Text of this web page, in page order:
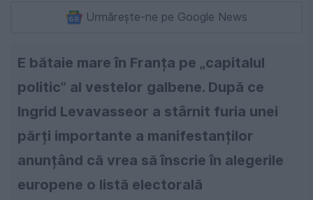
Urmărește-ne pe Google News
E bătaie mare în Franța pe „capitalul
politic” al vestelor galbene. După ce
Ingrid Levavasseor a stârnit furia unei
părți importante a manifestanților
anunțând că vrea să înscrie în alegerile
europene o listă electorală